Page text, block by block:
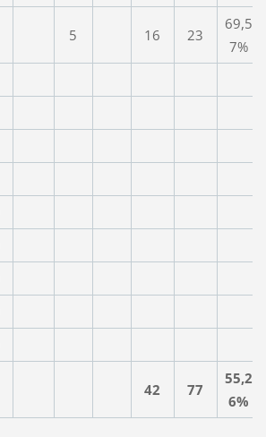
5 16 23
69,5
7%
42 77
55,2
6%